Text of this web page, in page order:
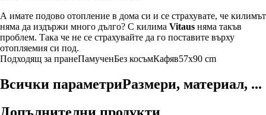
А имате подово отопление в дома си и се страхувате, че килимът
няма да издържи много дълго? С килима Vitaus няма такъв
проблем. Така че не се страхувайте да го поставите върху
отопляемия си под.
Подходящ за пранеПамученБез косъмКафяв57x90 cm
Всички параметриРазмери, материал, ...
Допълнителни продукти